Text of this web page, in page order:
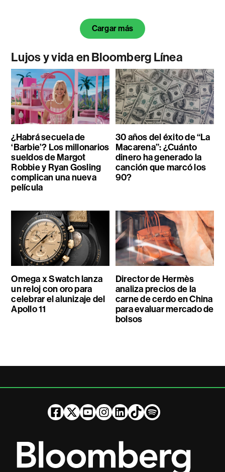
Cargar más
Lujos y vida en Bloomberg Línea
¿Habrá secuela de
‘Barbie’? Los millonarios
sueldos de Margot
Robbie y Ryan Gosling
complican una nueva
película
30 años del éxito de “La
Macarena”: ¿Cuánto
dinero ha generado la
canción que marcó los
90?
Omega x Swatch lanza
un reloj con oro para
celebrar el alunizaje del
Apollo 11
Director de Hermès
analiza precios de la
carne de cerdo en China
para evaluar mercado de
bolsos